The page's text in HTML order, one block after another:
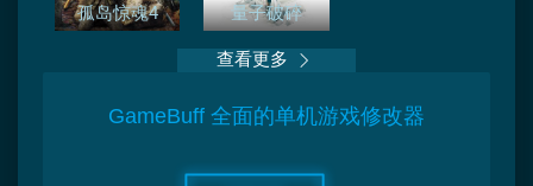
孤岛惊魂4 量子破碎
查看更多
GameBuff 全面的单机游戏修改器